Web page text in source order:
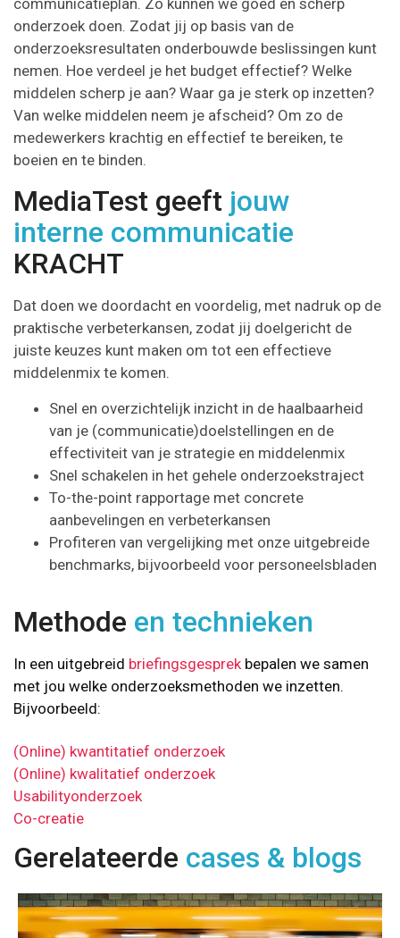
onderzoek doen. Zodat jij op basis van de
onderzoeksresultaten onderbouwde beslissingen kunt
nemen. Hoe verdeel je het budget effectief? Welke
middelen scherp je aan? Waar ga je sterk op inzetten?
Van welke middelen neem je afscheid? Om zo de
medewerkers krachtig en effectief te bereiken, te
boeien en te binden.
MediaTest geeft jouw
interne communicatie
KRACHT
Dat doen we doordacht en voordelig, met nadruk op de
praktische verbeterkansen, zodat jij doelgericht de
juiste keuzes kunt maken om tot een effectieve
middelenmix te komen.
Snel en overzichtelijk inzicht in de haalbaarheid
van je (communicatie)doelstellingen en de
effectiviteit van je strategie en middelenmix
Snel schakelen in het gehele onderzoekstraject
To-the-point rapportage met concrete
aanbevelingen en verbeterkansen
Profiteren van vergelijking met onze uitgebreide
benchmarks, bijvoorbeeld voor personeelsbladen
Methode en technieken
In een uitgebreid briefingsgesprek bepalen we samen
met jou welke onderzoeksmethoden we inzetten.
Bijvoorbeeld:
(Online) kwantitatief onderzoek
(Online) kwalitatief onderzoek
Usabilityonderzoek
Co-creatie
Gerelateerde cases & blogs